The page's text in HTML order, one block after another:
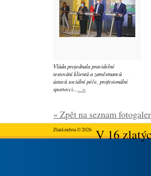
Vláda projednala pravidelné
testování klientů a zaměstnanců
ústavů sociální péče, profesionální
sportovci......>
« Zpět na seznam
Zlatá města © 2026V 16